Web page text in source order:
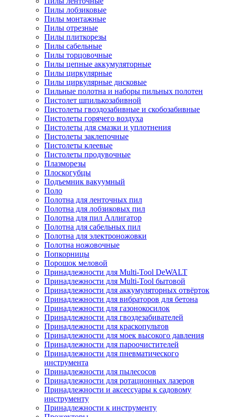
Пилы лобзиковые
Пилы монтажные
Пилы отрезные
Пилы плиткорезы
Пилы сабельные
Пилы торцовочные
Пилы цепные аккумуляторные
Пилы циркулярные
Пилы циркулярные дисковые
Пильные полотна и наборы пильных полотен
Пистолет шпилькозабивной
Пистолеты гвоздозабивные и скобозабивные
Пистолеты горячего воздуха
Пистолеты для смазки и уплотнения
Пистолеты заклепочные
Пистолеты клеевые
Пистолеты продувочные
Плазморезы
Плоскогубцы
Подъемник вакуумный
Поло
Полотна для ленточных пил
Полотна для лобзиковых пил
Полотна для пил Аллигатор
Полотна для сабельных пил
Полотна для электроножовки
Полотна ножовочные
Попкорницы
Порошок меловой
Принадлежности для Multi-Tool DeWALT
Принадлежности для Multi-Tool бытовой
Принадлежности для аккумуляторных отвёрток
Принадлежности для вибраторов для бетона
Принадлежности для газонокосилок
Принадлежности для гвоздезабивателей
Принадлежности для краскопультов
Принадлежности для моек высокого давления
Принадлежности для пароочистителей
Принадлежности для пневматического
инструмента
Принадлежности для пылесосов
Принадлежности для ротационных лазеров
Принадлежности и аксессуары к садовому
инструменту
Принадлежности к инструменту